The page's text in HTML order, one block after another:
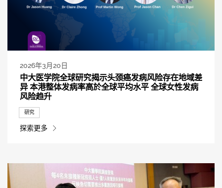
2026年3月20日
中大医学院全球研究揭示头颈癌发病风险存在地域差
异 本港整体发病率高於全球平均水平 全球女性发病
风险趋升
研究
探索更多